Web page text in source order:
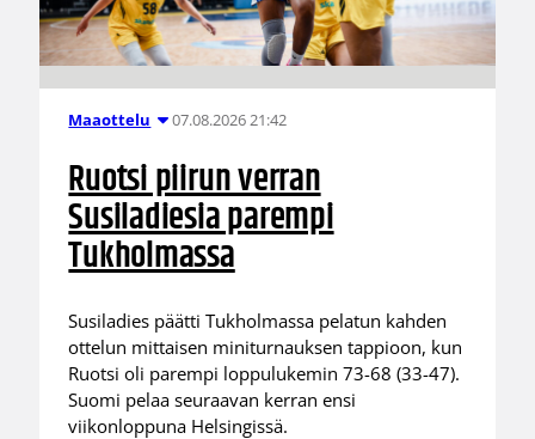
Maaottelu 07.08.2026 21:42
Ruotsi piirun verran
Susiladiesia parempi
Tukholmassa
Susiladies päätti Tukholmassa pelatun kahden
ottelun mittaisen miniturnauksen tappioon, kun
Ruotsi oli parempi loppulukemin 73-68 (33-47).
Suomi pelaa seuraavan kerran ensi
viikonloppuna Helsingissä.